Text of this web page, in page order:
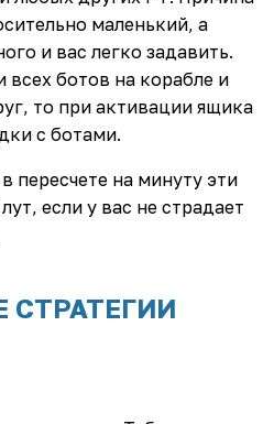
маленький, а
и вас легко задавить.
всех ботов на корабле и
то при активации ящика
с ботами.
пересчете на минуту эти
если у вас не страдает